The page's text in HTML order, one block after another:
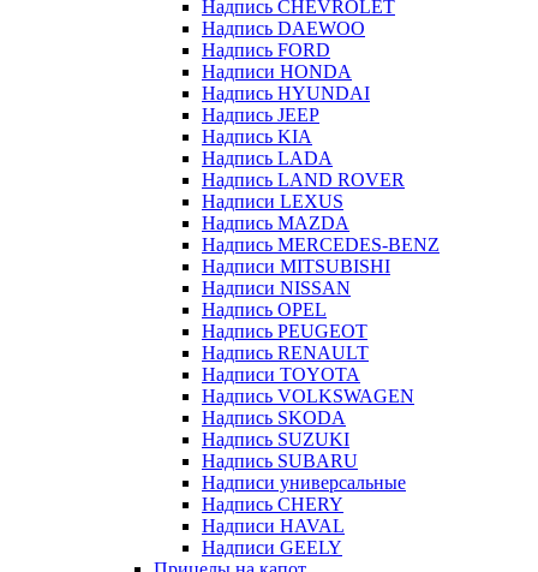
Надпись CHEVROLET
Надпись DAEWOO
Надпись FORD
Надписи HONDA
Надпись HYUNDAI
Надпись JEEP
Надпись KIA
Надпись LADA
Надпись LAND ROVER
Надписи LEXUS
Надпись MAZDA
Надпись MERCEDES-BENZ
Надписи MITSUBISHI
Надписи NISSAN
Надпись OPEL
Надпись PEUGEOT
Надпись RENAULT
Надписи TOYOTA
Надпись VOLKSWAGEN
Надпись SKODA
Надпись SUZUKI
Надпись SUBARU
Надписи универсальные
Надпись CHERY
Надписи HAVAL
Надписи GEELY